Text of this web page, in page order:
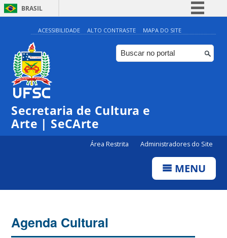
BRASIL
Simplifique!
Comunica BR
Participe
ACESSIBILIDADE ALTO CONTRASTE MAPA DO SITE
Secretaria de Cultura e
Arte | SeCArte
Área Restrita Administradores do Site
MENU
Agenda Cultural